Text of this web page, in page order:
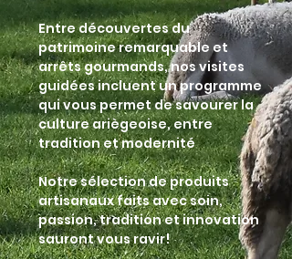
Entre découvertes du
patrimoine remarquable et
arrêts gourmands, nos visites
guidées incluent un programme
qui vous permet de savourer la
culture ariègeoise, entre
tradition et modernité
Notre sélection de produits
artisanaux faits avec soin,
passion, tradition et innovation
sauront vous ravir!